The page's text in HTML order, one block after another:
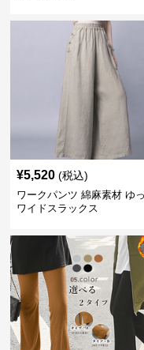
¥5,520 (税込)
ワークパンツ 綿麻素材 ゆ
ワイドスラックス